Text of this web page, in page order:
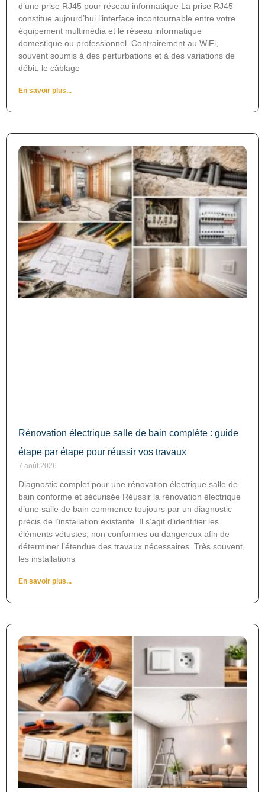
d’une prise RJ45 pour réseau informatique La prise RJ45
constitue aujourd’hui l’interface incontournable entre votre
équipement multimédia et le réseau informatique
domestique ou professionnel. Contrairement au WiFi,
souvent soumis à des perturbations et à des variations de
débit, le câblage
En savoir plus...
Rénovation électrique salle de bain complète : guide
étape par étape pour réussir vos travaux
7 août 2026
Diagnostic complet pour une rénovation électrique salle de
bain conforme et sécurisée Réussir la rénovation électrique
d’une salle de bain commence toujours par un diagnostic
précis de l’installation existante. Il s’agit d’identifier les
éléments vétustes, non conformes ou dangereux afin de
déterminer l’étendue des travaux nécessaires. Très souvent,
les installations
En savoir plus...